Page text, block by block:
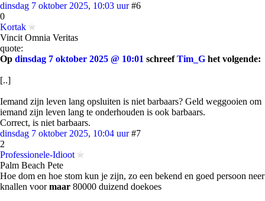
dinsdag 7 oktober 2025, 10:03 uur #6
0
Kortak
Vincit Omnia Veritas
quote:
Op dinsdag 7 oktober 2025 @ 10:01 schreefTim_G het volgende:
[..]
Iemand zijn leven lang opsluiten is niet barbaars? Geld weggooien om
iemand zijn leven lang te onderhouden is ook barbaars.
Correct, is niet barbaars.
dinsdag 7 oktober 2025, 10:04 uur #7
2
Professionele-Idioot
Palm Beach Pete
Hoe dom en hoe stom kun je zijn, zo een bekend en goed persoon neer
knallen voormaar 80000 duizend doekoes